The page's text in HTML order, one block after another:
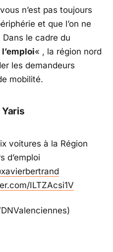
n’est pas toujours
et que l’on ne
le cadre du
« , la région nord
les demandeurs
mobilité.
Yaris
voitures à la Région
d’emploi
ILTZAcsi1V